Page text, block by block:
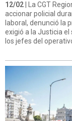
12/02 | La CGT
accionar policial
laboral, denunció la
exigió a la Justicia
los jefes del